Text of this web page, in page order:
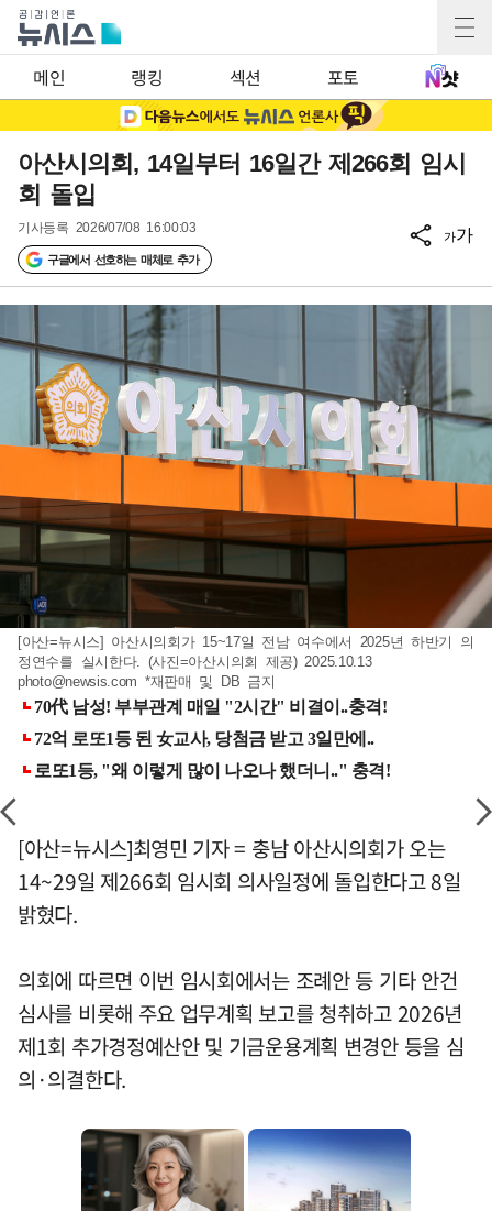
메인 랭킹 섹션 포토
아산시의회, 14일부터 16일간 제266회 임시
회 돌입
기사등록 2026/07/08 16:00:03
구글에서 선호하는 매체로 추가
가가
[아산=뉴시스] 아산시의회가 15~17일 전남 여수에서 2025년 하반기 의
정연수를 실시한다. (사진=아산시의회 제공) 2025.10.13
photo@newsis.com *재판매 및 DB 금지
[아산=뉴시스]최영민 기자 = 충남 아산시의회가 오는
14~29일 제266회 임시회 의사일정에 돌입한다고 8일
밝혔다.
의회에 따르면 이번 임시회에서는 조례안 등 기타 안건
심사를 비롯해 주요 업무계획 보고를 청취하고 2026년
제1회 추가경정예산안 및 기금운용계획 변경안 등을 심
의·의결한다.